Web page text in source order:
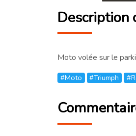
Description
Moto volée sur le
#Moto #Triumph